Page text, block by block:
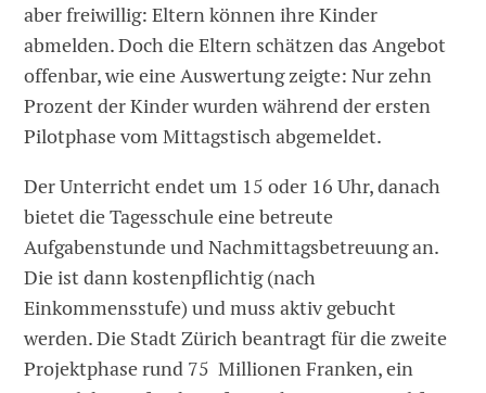
aber freiwillig: Eltern können ihre Kinder
abmelden. Doch die Eltern schätzen das Angebot
offenbar, wie eine Auswertung zeigte: Nur zehn
Prozent der Kinder wurden während der ersten
Pilotphase vom Mittagstisch abgemeldet.
Der Unterricht endet um 15 oder 16 Uhr, danach
bietet die Tagesschule eine betreute
Aufgabenstunde und Nachmittagsbetreuung an.
Die ist dann kostenpflichtig (nach
Einkommensstufe) und muss aktiv gebucht
werden. Die Stadt Zürich beantragt für die zweite
Projektphase rund 75 Millionen Franken, ein